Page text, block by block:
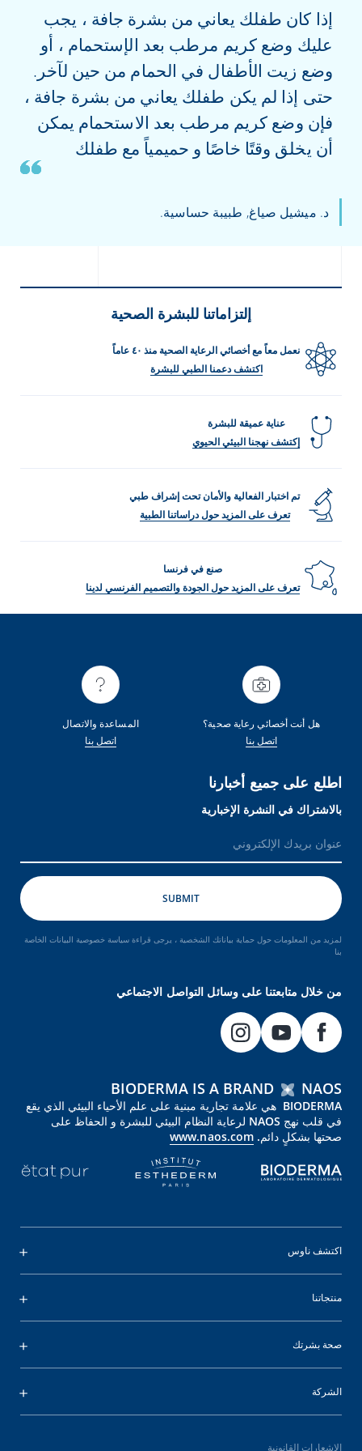
إذا كان طفلك يعاني من بشرة جافة ، يجب
عليك وضع كريم مرطب بعد الإستحمام ، أو
وضع زيت الأطفال في الحمام من حين لآخر.
حتى إذا لم يكن طفلك يعاني من بشرة جافة ،
فإن وضع كريم مرطب بعد الاستحمام يمكن
أن يخلق وقتًا خاصًا و حميمياً مع طفلك
د. ميشيل صياغ, طبيبة حساسية.
إلتزاماتنا للبشرة الصحية
نعمل معاً مع أخصائي الرعاية الصحية منذ ٤٠ عاماً
اكتشف دعمنا الطبي للبشرة
عناية عميقة للبشرة
إكتشف نهجنا البيئي الحيوي
تم اختبار الفعالية والأمان تحت إشراف طبي
تعرف على المزيد حول دراساتنا الطبية
صنع في فرنسا
تعرف على المزيد حول الجودة والتصميم الفرنسي لدينا
هل أنت أخصائي رعاية صحية؟
اتصل بنا
المساعدة والاتصال
اتصل بنا
اطلع على جميع أخبارنا
بالاشتراك في النشرة الإخبارية
لمزيد من المعلومات حول حماية بياناتك الشخصية ، يرجى قراءة سياسة خصوصية البيانات الخاصة
بنا
من خلال متابعتنا على وسائل التواصل الاجتماعي
BIODERMA IS A BRAND NAOS
BIODERMA هي علامة تجارية مبنية على علم الأحياء البيئي الذي يقع
في قلب نهج NAOS لرعاية النظام البيئي للبشرة و الحفاظ على
صحتها بشكلٍ دائم. www.naos.com
اكتشف ناوس
منتجاتنا
صحة بشرتك
الشركة
الإشعارات القانونية